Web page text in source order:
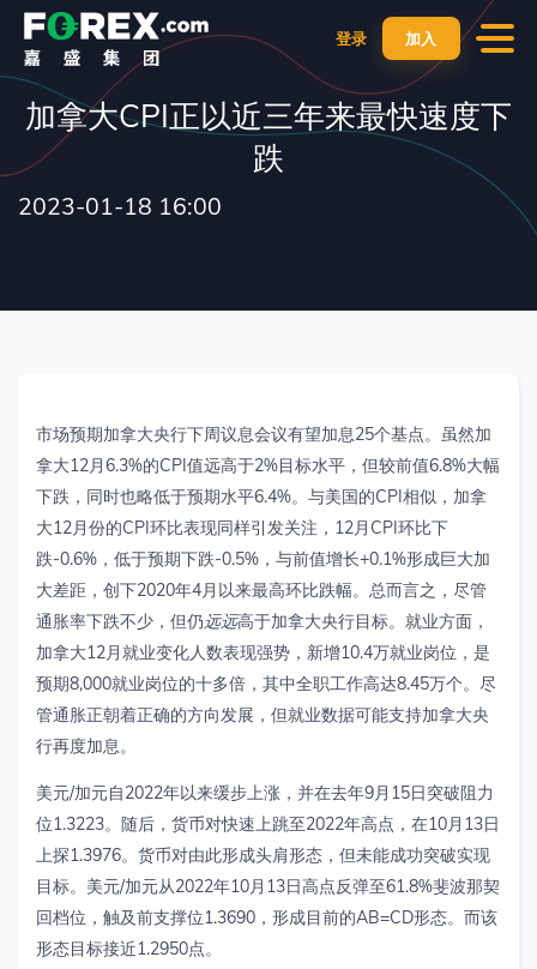
登录 加入
加拿大CPI正以近三年来最快速度下
跌
2023-01-18 16:00
市场预期加拿大央行下周议息会议有望加息25个基点。虽然加
拿大12 月6.3%的CPI值远高于2%目标水平，但较前值6.8%大幅
下跌，同时也略低于预期水平6.4%。 与美国的CPI相似 ，加拿
大12 月份的CPI环比表现同样引发关注 ， 12 月 CPI环比下
跌-0.6% ， 低于预期下跌-0.5% ， 与前值增长+0.1%形成巨大加
大差距，创下2020年4月以来最高环比跌幅。总而言之，尽管
通胀率下跌不少，但仍远远高于加拿大央行目标。就业方面，
加拿大12 月就业变化人数表现强势，新增10.4万就业岗位，是
预期8,000就业岗位的十多倍，其中全职工作高达8.45万个。尽
管通胀正朝着正确的方向发展，但就业数据可能支持加拿大央
行再度加息。
美元/加元自2022年以来缓步上涨，并在去年9月 15日突破阻力
位1.3223。随后，货币对快速上跳至2022年高点，在10月 13日
上探1.3976。货币对由此形成头肩形态，但未能成功突破实现
目标。美元/加元从2022年10月 13日高点反弹至61.8%斐波那契
回档位，触及前支撑位1.3690 ，形成目前的AB=CD形态。而该
形态目标接近1.2950点。